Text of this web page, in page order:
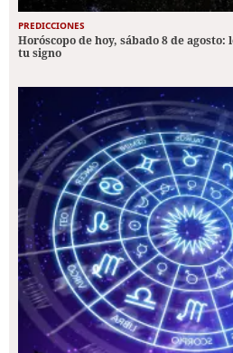
PREDICCIONES
Horóscopo de hoy, sábado 8 de
tu signo